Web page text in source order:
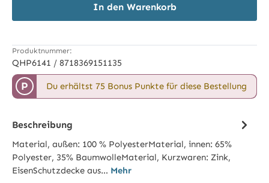
In den Warenkorb
Produktnummer:
QHP6141 / 8718369151135
P Du erhältst 75 Bonus Punkte für diese Bestellung
Beschreibung
Material, außen: 100 % PolyesterMaterial, innen: 65%
Polyester, 35% BaumwolleMaterial, Kurzwaren: Zink,
EisenSchutzdecke aus… Mehr